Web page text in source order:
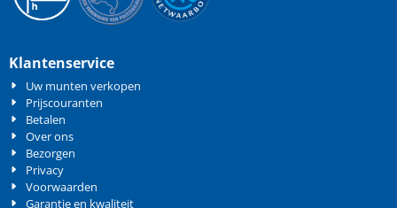
Klantenservice
Uw munten verkopen
Prijscouranten
Betalen
Over ons
Bezorgen
Privacy
Voorwaarden
Garantie en kwaliteit